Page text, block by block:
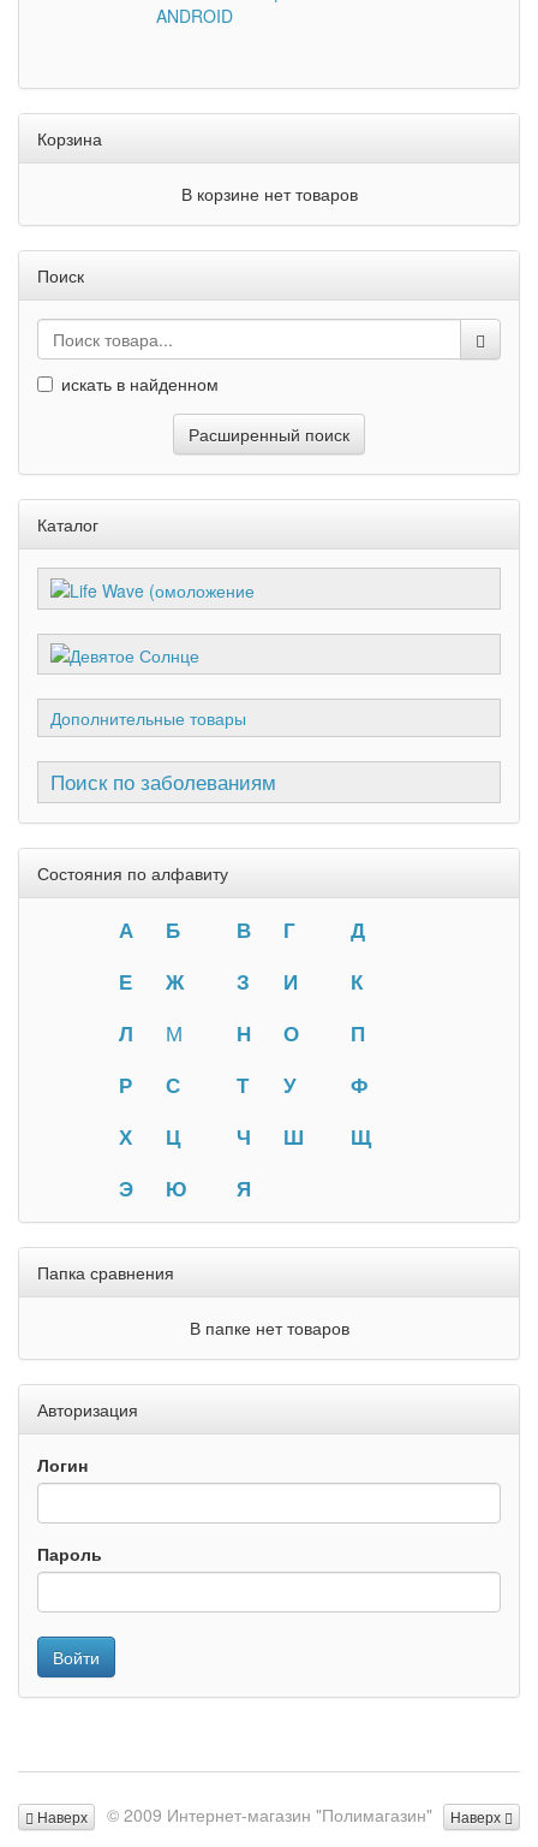
Корзина
В корзине нет товаров
Поиск
искать в найденном
Расширенный поиск
Каталог
Дополнительные товары
Поиск по заболеваниям
Состояния по алфавиту
А Б В Г
Д
Е
Ж З И
К
Л
М Н О
П
Р
С Т У
Ф
Х
Ц Ч Ш
Щ
Э
Ю Я
Папка сравнения
В папке нет товаров
Авторизация
Логин
Пароль
Войти
Наверх
Наверх © 2009 Интернет-магазин "Полимагазин"